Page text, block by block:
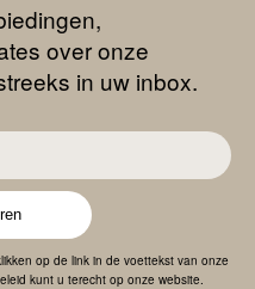
over onze
in uw inbox.
op de link in de voettekst van onze
kunt u terecht op onze website.